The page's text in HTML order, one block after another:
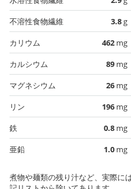
不溶性食物繊維
3.8g
カリウム
462 mg
カルシウム
89 mg
マグネシウム
26 mg
リン
196 mg
鉄
0.8 mg
亜鉛
1.0 mg
煮物や麺類の残り汁など、実際に